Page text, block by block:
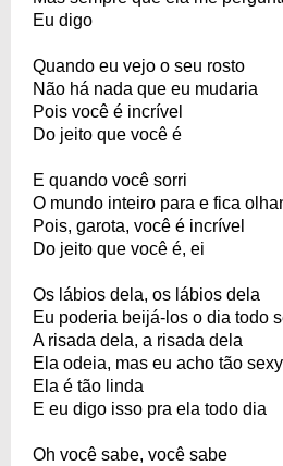
Eu digo
Quando eu vejo o seu rosto
Não há nada que eu mudaria
Pois você é incrível
Do jeito que você é
E quando você sorri
O mundo inteiro para e fica
Pois, garota, você é incrível
Do jeito que você é, ei
Os lábios dela, os lábios dela
Eu poderia beijá-los o dia todo
A risada dela, a risada dela
Ela odeia, mas eu acho tão sexy
Ela é tão linda
E eu digo isso pra ela todo dia
Oh você sabe, você sabe